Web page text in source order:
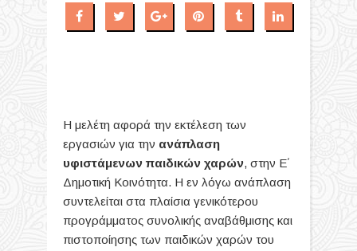
Η μελέτη αφορά την εκτέλεση των
εργασιών για την ανάπλαση
υφιστάμενων παιδικών χαρών, στην Ε΄
Δημοτική Κοινότητα. Η εν λόγω ανάπλαση
συντελείται στα πλαίσια γενικότερου
προγράμματος συνολικής αναβάθμισης και
πιστοποίησης των παιδικών χαρών του